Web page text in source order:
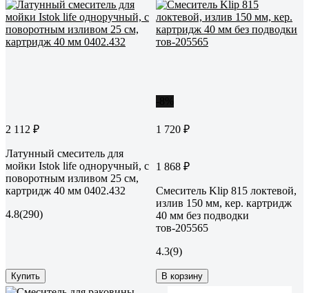
2 112 ₽
Латунный смеситель для
мойки Istok life одноручный, с
поворотным изливом 25 см,
картридж 40 мм 0402.432
4.8(290)
Купить
1 720 ₽
1 868 ₽
Смеситель Klip 815 локтевой,
излив 150 мм, кер. картридж
40 мм без подводки
тов-205565
4.3(9)
В корзину